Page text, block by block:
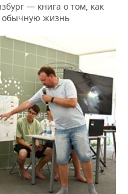
— книга о том, как
обычную жизнь